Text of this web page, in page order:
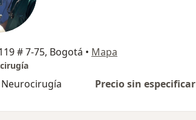
# 7-75, Bogotá • Mapa
Precio sin especificar